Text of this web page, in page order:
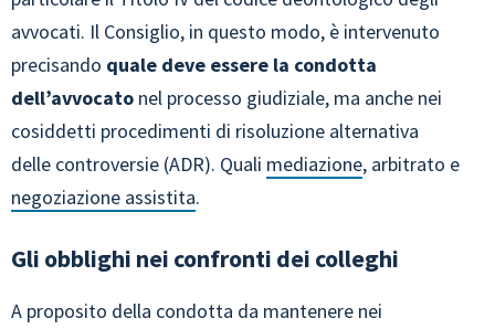
avvocati. Il Consiglio, in questo modo, è intervenuto
precisando quale deve essere la condotta
dell’avvocato nel processo giudiziale, ma anche nei
cosiddetti procedimenti di risoluzione alternativa
delle controversie (ADR). Quali mediazione, arbitrato e
negoziazione assistita.
Gli obblighi nei confronti dei colleghi
A proposito della condotta da mantenere nei